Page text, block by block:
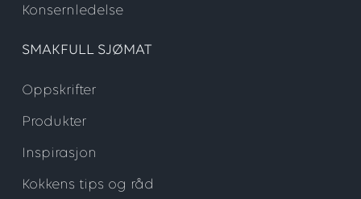
Konsernledelse
SMAKFULL SJØMAT
Oppskrifter
Produkter
Inspirasjon
Kokkens tips og råd